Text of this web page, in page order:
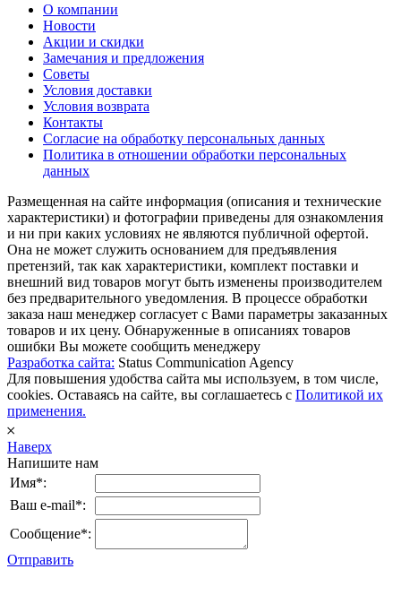
О компании
Новости
Акции и скидки
Замечания и предложения
Советы
Условия доставки
Условия возврата
Контакты
Согласие на обработку персональных данных
Политика в отношении обработки персональных
данных
Размещенная на сайте информация (описания и технические
характеристики) и фотографии приведены для ознакомления
и ни при каких условиях не являются публичной офертой.
Она не может служить основанием для предъявления
претензий, так как характеристики, комплект поставки и
внешний вид товаров могут быть изменены производителем
без предварительного уведомления. В процессе обработки
заказа наш менеджер согласует с Вами параметры заказанных
товаров и их цену. Обнаруженные в описаниях товаров
ошибки Вы можете сообщить менеджеру
Разработка сайта: Status Communication Agency
Для повышения удобства сайта мы используем, в том числе,
cookies. Оставаясь на сайте, вы соглашаетесь с Политикой их
применения.
𐄂
Наверх
Напишите нам
Имя*:
Ваш e-mail*:
Сообщение*:
Отправить